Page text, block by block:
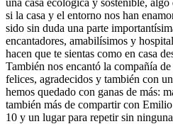
si la casa y el entorno nos han
sido sin duda una parte
encantadores, amabilísimos y
hacen que te sientas como en casa
También nos encantó la compañía
felices, agradecidos y también con
hemos quedado con ganas de más:
también más de compartir con
10 y un lugar para repetir sin